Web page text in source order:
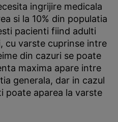
ingrijire medicala
si la 10% din populatia
pacienti fiind adulti
cu varste cuprinse intre
din cazuri se poate
maxima apare intre
generala, dar in cazul
poate aparea la varste